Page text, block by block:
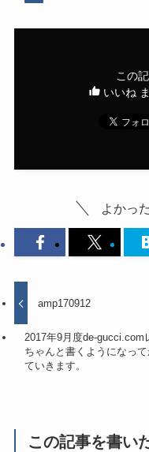
この
いいね
よかっ
amp170912
2017年9月度de-gucci.com
ちゃんと書くようになっ
ていきます。
この記事を書い